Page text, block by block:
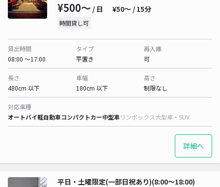
¥500〜 / 日 ¥50〜 / 15分
時間貸し可
貸出時間
08:00 〜17:00
タイプ
平置き
再入庫
可
長さ
480cm 以下
車幅
180cm 以下
高さ
制限なし
対応車種
オートバイ軽自動車コンパクトカー中型車ワンボックス大型車・SUV
詳細へ
平日・土曜限定(一部日祝あり)(8:00～18:00)